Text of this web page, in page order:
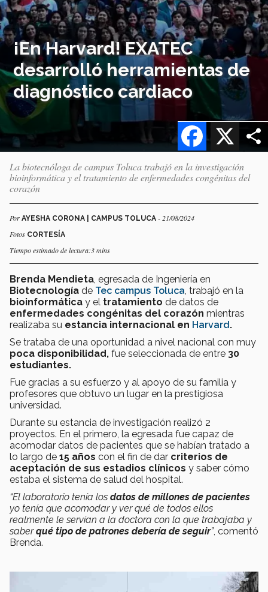
¡En Harvard! EXATEC
desarrolló herramientas de
diagnóstico cardiaco
X
Facebook
La biotecnóloga de campus Toluca trabajó en la investigación
bioinformática y el tratamiento de enfermedades congénitas del
corazón
Por AYESHA CORONA | CAMPUS TOLUCA - 21/08/2024
Fotos CORTESÍA
Tiempo estimado de lectura:3 mins
Brenda Mendieta , egresada de Ingeniería en
Biotecnología de Tec campus Toluca , trabajó en la
bioinformática y el tratamiento de datos de
enfermedades congénitas del corazón mientras
realizaba su estancia internacional en Harvard.
Se trataba de una oportunidad a nivel nacional con muy
poca disponibilidad, fue seleccionada de entre 30
estudiantes.
Fue gracias a su esfuerzo y al apoyo de su familia y
profesores que obtuvo un lugar en la prestigiosa
universidad.
Durante su estancia de investigación realizó 2
proyectos. En el primero, la egresada fue capaz de
acomodar datos de pacientes que se habían tratado a
lo largo de 15 años con el fin de dar criterios de
aceptación de sus estadios clínicos y saber cómo
estaba el sistema de salud del hospital.
“El laboratorio tenía los datos de millones de pacientes
yo tenía que acomodar y ver qué de todos ellos
realmente le servían a la doctora con la que trabajaba y
saberqué tipo de patrones debería de seguir”, comentó
Brenda.